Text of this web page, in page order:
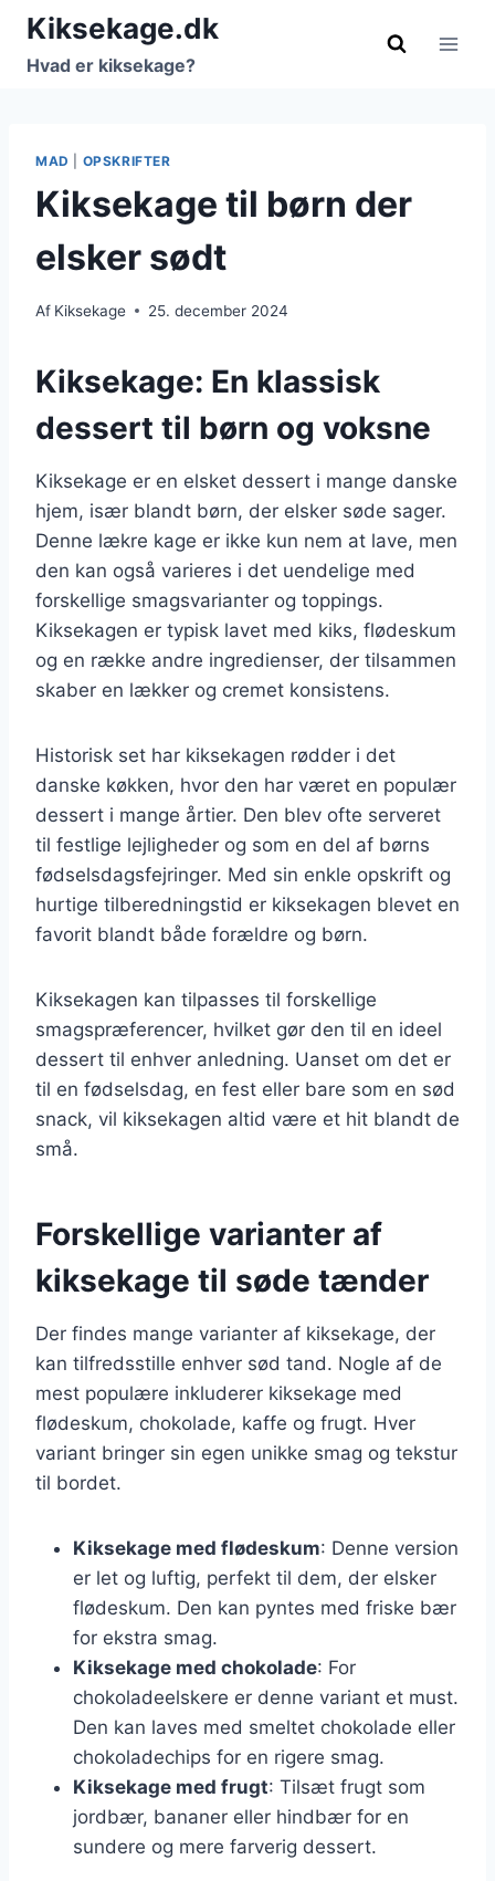
Fortsæt
indhold
Kiksekage.dk
Hvad er kiksekage?
MAD OPSKRIFTER
Kiksekage til børn der
elsker sødt
Af Kiksekage 25. december 2024
Kiksekage: En klassisk
dessert til børn og voksne
Kiksekage er en elsket dessert i mange danske
hjem, især blandt børn, der elsker søde sager.
Denne lækre kage er ikke kun nem at lave, men
den kan også varieres i det uendelige med
forskellige smagsvarianter og toppings.
Kiksekagen er typisk lavet med kiks, flødeskum
og en række andre ingredienser, der tilsammen
skaber en lækker og cremet konsistens.
Historisk set har kiksekagen rødder i det
danske køkken, hvor den har været en populær
dessert i mange årtier. Den blev ofte serveret
til festlige lejligheder og som en del af børns
fødselsdagsfejringer. Med sin enkle opskrift og
hurtige tilberedningstid er kiksekagen blevet en
favorit blandt både forældre og børn.
Kiksekagen kan tilpasses til forskellige
smagspræferencer, hvilket gør den til en ideel
dessert til enhver anledning. Uanset om det er
til en fødselsdag, en fest eller bare som en sød
snack, vil kiksekagen altid være et hit blandt de
små.
Forskellige varianter af
kiksekage til søde tænder
Der findes mange varianter af kiksekage, der
kan tilfredsstille enhver sød tand. Nogle af de
mest populære inkluderer kiksekage med
flødeskum, chokolade, kaffe og frugt. Hver
variant bringer sin egen unikke smag og tekstur
til bordet.
Kiksekage med flødeskum: Denne version
er let og luftig, perfekt til dem, der elsker
flødeskum. Den kan pyntes med friske bær
for ekstra smag.
Kiksekage med chokolade: For
chokoladeelskere er denne variant et must.
Den kan laves med smeltet chokolade eller
chokoladechips for en rigere smag.
Kiksekage med frugt: Tilsæt frugt som
jordbær, bananer eller hindbær for en
sundere og mere farverig dessert.